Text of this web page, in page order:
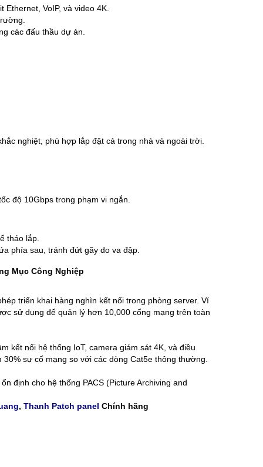
VoIP, và video 4K.
các đấu thầu dự án.
nghiệt, phù hợp lắp đặt cả trong nhà và ngoài trời.
độ 10Gbps trong phạm vi ngắn.
tháo lắp.
phía sau, tránh đứt gãy do va đập.
Mục Công Nghiệp
triển khai hàng nghìn kết nối trong phòng server. Ví
sử dụng để quản lý hơn 10,000 cổng mạng trên toàn
kết nối hệ thống IoT, camera giám sát 4K, và điều
sự cố mạng so với các dòng Cat5e thông thường.
định cho hệ thống PACS (Picture Archiving and
, Thanh Patch panel Chính hãng